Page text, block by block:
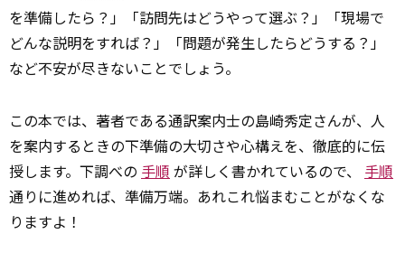
を準備したら？」「訪問先はどうやって選ぶ？」「現場で
どんな説明をすれば？」「問題が発生したらどうする？」
など不安が尽きないことでしょう。
この本では、著者である通訳案内士の島崎秀定さんが、人
を案内するときの下準備の大切さや心構えを、徹底的に伝
授します。下調べの 手順 が詳しく書かれているので、 手順
通りに進めれば、準備万端。あれこれ悩まむことがなくな
りますよ！